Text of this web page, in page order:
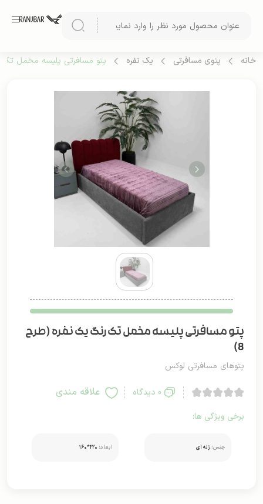
خانه پتوی مسافرتی یک نفره پتو مسافرتی پلیسه مخمل تک
پتو مسافرتی پلیسه مخمل تک رنگ یک نفره (طرح
8)
پتوهای مسافرتی لوکس
0 دیدگاه علاقه مندی
برخی ویژگی ها:
جنس: ژله ای ابعاد: ۲۲۰*۱۶۰